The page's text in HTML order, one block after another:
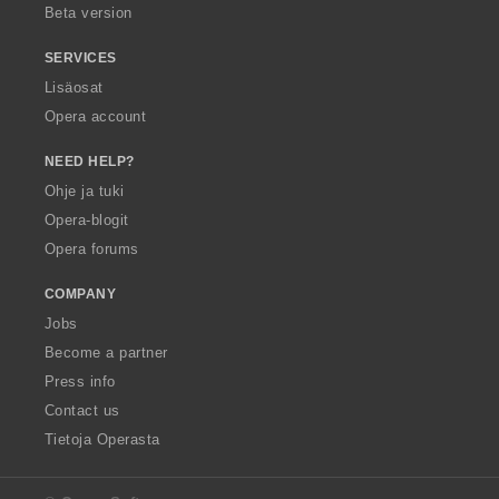
Beta version
SERVICES
Lisäosat
Opera account
NEED HELP?
Ohje ja tuki
Opera-blogit
Opera forums
COMPANY
Jobs
Become a partner
Press info
Contact us
Tietoja Operasta